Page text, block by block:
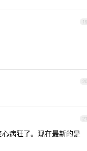
19
20
21
病狂了。现在最新的是